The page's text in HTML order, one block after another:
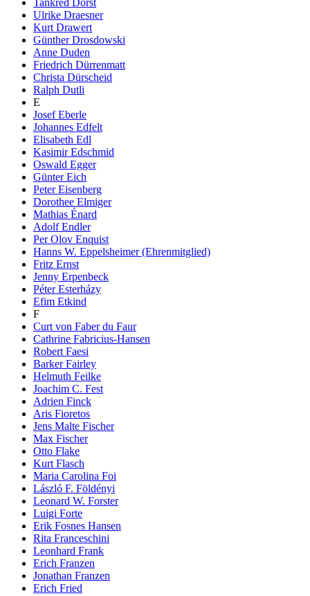
Ulrike Draesner
Kurt Drawert
Günther Drosdowski
Anne Duden
Friedrich Dürrenmatt
Christa Dürscheid
Ralph Dutli
E
Josef Eberle
Johannes Edfelt
Elisabeth Edl
Kasimir Edschmid
Oswald Egger
Günter Eich
Peter Eisenberg
Dorothee Elmiger
Mathias Énard
Adolf Endler
Per Olov Enquist
Hanns W. Eppelsheimer (Ehrenmitglied)
Fritz Ernst
Jenny Erpenbeck
Péter Esterházy
Efim Etkind
F
Curt von Faber du Faur
Cathrine Fabricius-Hansen
Robert Faesi
Barker Fairley
Helmuth Feilke
Joachim C. Fest
Adrien Finck
Aris Fioretos
Jens Malte Fischer
Max Fischer
Otto Flake
Kurt Flasch
Maria Carolina Foi
László F. Földényi
Leonard W. Forster
Luigi Forte
Erik Fosnes Hansen
Rita Franceschini
Leonhard Frank
Erich Franzen
Jonathan Franzen
Erich Fried